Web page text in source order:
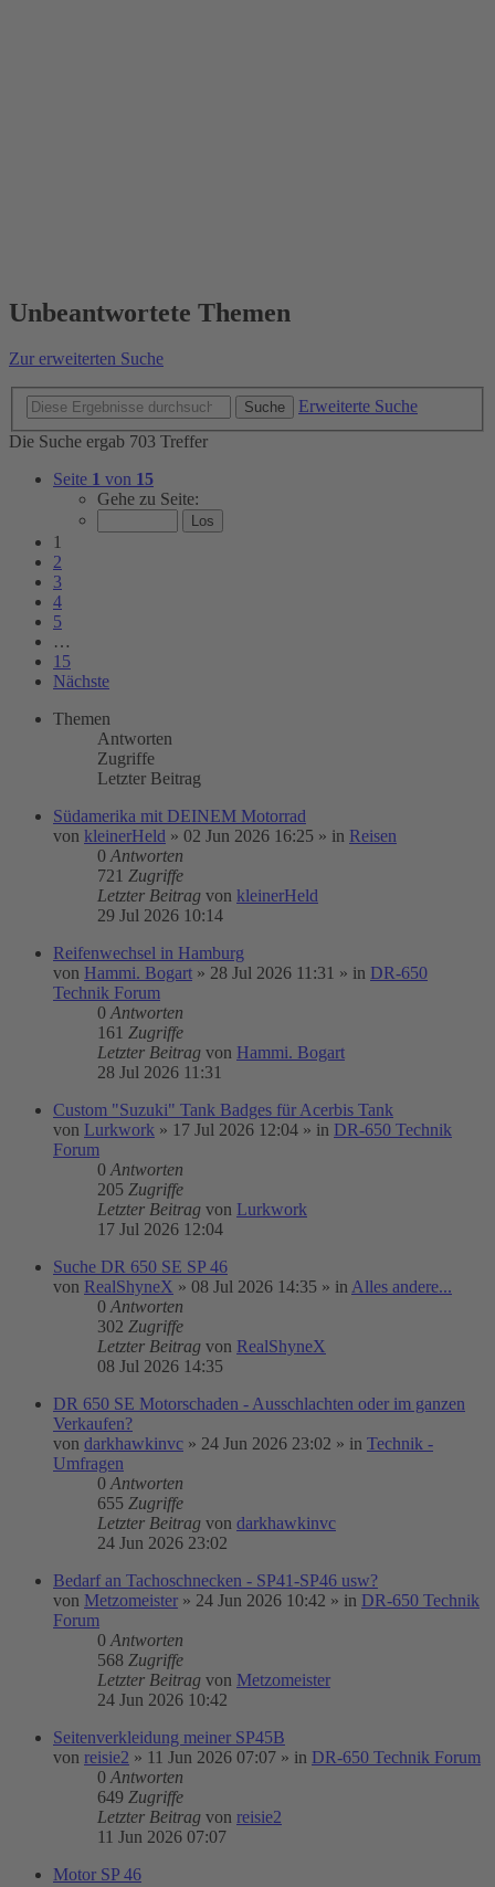
Unbeantwortete Themen
Zur erweiterten Suche
Suche
Erweiterte Suche
Die Suche ergab 703 Treffer
Seite 1 von 15
Gehe zu Seite:
1
2
3
4
5
…
15
Nächste
Themen
Antworten
Zugriffe
Letzter Beitrag
Südamerika mit DEINEM Motorrad
von kleinerHeld » 02 Jun 2026 16:25 » in Reisen
0 Antworten
721 Zugriffe
Letzter Beitrag von kleinerHeld
29 Jul 2026 10:14
Reifenwechsel in Hamburg
von Hammi. Bogart » 28 Jul 2026 11:31 » in DR-650
Technik Forum
0 Antworten
161 Zugriffe
Letzter Beitrag von Hammi. Bogart
28 Jul 2026 11:31
Custom "Suzuki" Tank Badges für Acerbis Tank
von Lurkwork » 17 Jul 2026 12:04 » in DR-650 Technik
Forum
0 Antworten
205 Zugriffe
Letzter Beitrag von Lurkwork
17 Jul 2026 12:04
Suche DR 650 SE SP 46
von RealShyneX » 08 Jul 2026 14:35 » in Alles andere...
0 Antworten
302 Zugriffe
Letzter Beitrag von RealShyneX
08 Jul 2026 14:35
DR 650 SE Motorschaden - Ausschlachten oder im ganzen
Verkaufen?
von darkhawkinvc » 24 Jun 2026 23:02 » in Technik -
Umfragen
0 Antworten
655 Zugriffe
Letzter Beitrag von darkhawkinvc
24 Jun 2026 23:02
Bedarf an Tachoschnecken - SP41-SP46 usw?
von Metzomeister » 24 Jun 2026 10:42 » in DR-650 Technik
Forum
0 Antworten
568 Zugriffe
Letzter Beitrag von Metzomeister
24 Jun 2026 10:42
Seitenverkleidung meiner SP45B
von reisie2 » 11 Jun 2026 07:07 » in DR-650 Technik Forum
0 Antworten
649 Zugriffe
Letzter Beitrag von reisie2
11 Jun 2026 07:07
Motor SP 46